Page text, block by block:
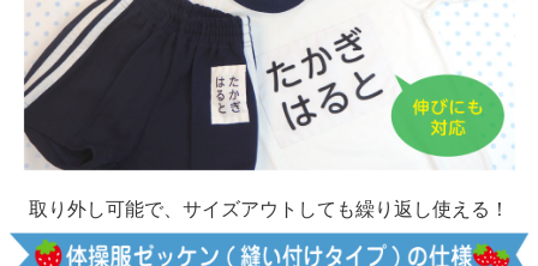
取り外し可能で、サイズアウトしても繰り返し使える！